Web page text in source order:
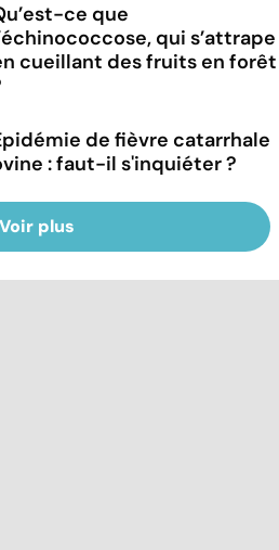
ce que
qui s’attrape
cueillant des fruits en forêt
de fièvre catarrhale
: faut-il s'inquiéter ?
Voir plus